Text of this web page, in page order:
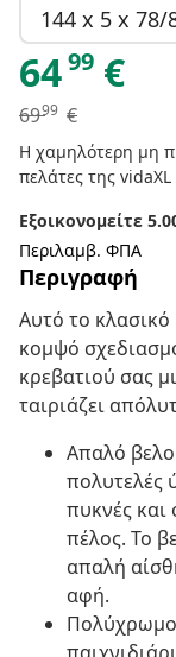
144 x 5 x 78/
6499 €
6999 €
Η χαμηλότερη μη
πελάτες της vidaXL
Εξοικονομείτε
Περιλαμβ. ΦΠΑ
Περιγραφή
Αυτό το κλασικό
κομψό
κρεβατιού σας
ταιριάζει
Απαλό
πολυτελές
πυκνές και
πέλος. Το
απαλή
αφή.
Πολύχρωμο